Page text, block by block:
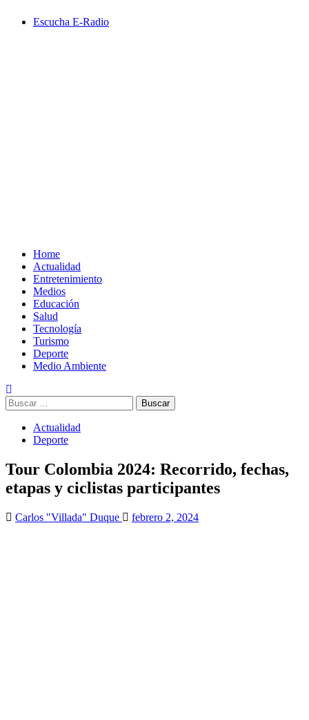
Escucha E-Radio
Home
Actualidad
Entretenimiento
Medios
Educación
Salud
Tecnología
Turismo
Deporte
Medio Ambiente
Buscar:
Actualidad
Deporte
Tour Colombia 2024: Recorrido, fechas,
etapas y ciclistas participantes
Carlos "Villada" Duque febrero 2, 2024